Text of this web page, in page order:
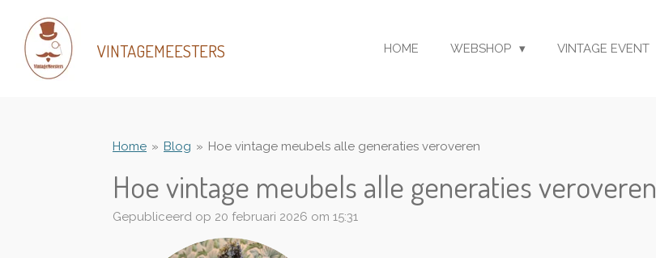
direct
naar
VINTAGEMEESTERS HOME WEBSHOP VINTAGE EVENT
Home » Blog » Hoe vintage meubels alle generaties veroveren
Hoe vintage meubels alle generaties veroveren
Gepubliceerd op 20 februari 2026 om 15:31